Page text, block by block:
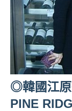
路、
遊
節
目
來
賓、
News
金
◎韓國江原
PINE